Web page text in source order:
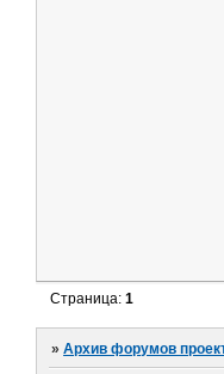
Страница:1
»Архив форумов